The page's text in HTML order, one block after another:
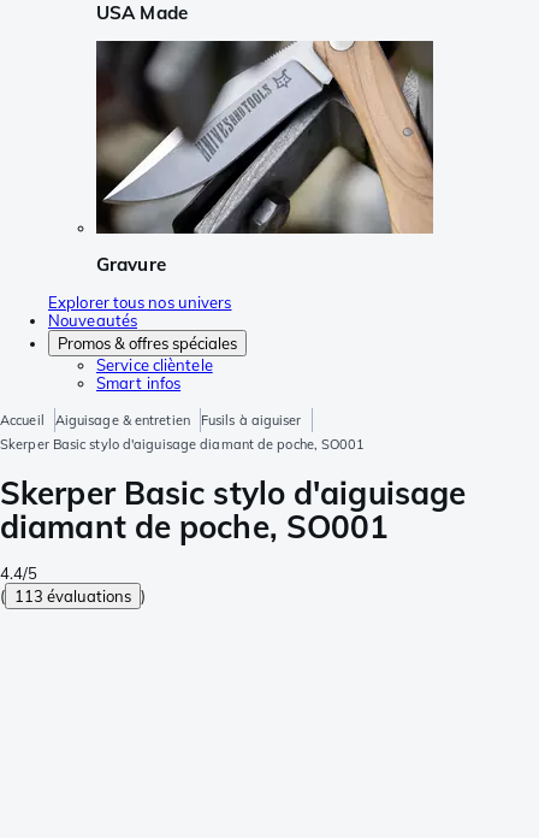
USA Made
Gravure
Explorer tous nos univers
Nouveautés
Promos & offres spéciales
Service clièntele
Smart infos
Accueil Aiguisage & entretien
Fusils à aiguiser
Skerper Basic stylo d'aiguisage diamant de poche, SO001
Skerper Basic stylo d'aiguisage
diamant de poche, SO001
4.4/5
( 113 évaluations )